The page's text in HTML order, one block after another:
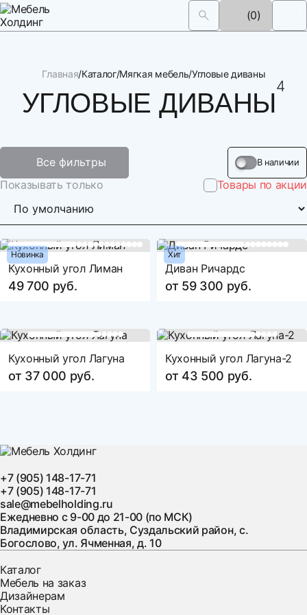
(0)
Главная Каталог Мягкая мебель Угловые диваны
УГЛОВЫЕ ДИВАНЫ
4
Все фильтры В наличии
Показывать только Товары по акции
Новинка
Кухонный угол Лиман
49 700 руб.
Хит
Диван Ричардс
от 59 300 руб.
Кухонный угол Лагуна
от 37 000 руб.
Кухонный угол Лагуна-2
от 43 500 руб.
+7 (905) 148-17-71
+7 (905) 148-17-71
sale@mebelholding.ru
Ежедневно с 9-00 до 21-00 (по МСК)
Владимирская область, Суздальский район, с.
Богослово, ул. Ячменная, д. 10
Каталог
Мебель на заказ
Дизайнерам
Контакты